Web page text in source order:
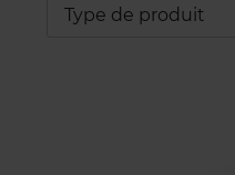
Type de produit